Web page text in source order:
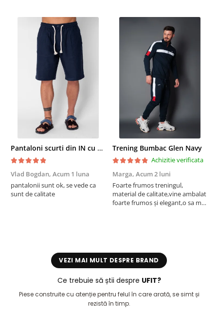
Pantaloni scurti din IN cu nasture si snur Navy
Vlad Bogdan, Acum 1 luna
pantalonii sunt ok, se vede ca
sunt de calitate
Trening Bumbac Glen Navy
Achizitie verificata
Marga, Acum 2 luni
Foarte frumos treningul,
material de calitate,vine ambalat
foarte frumos și elegant,o sa mai
VEZI MAI MULT DESPRE BRAND
Ce trebuie să știi despre UFIT?
Piese construite cu atenție pentru felul în care arată, se simt și
rezistă în timp.